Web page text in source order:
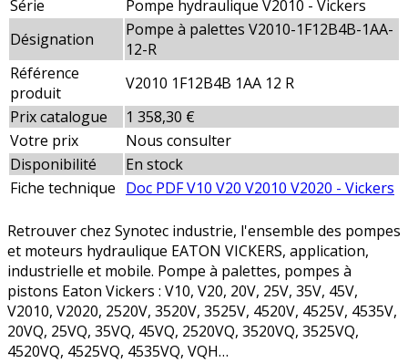
Série
Pompe hydraulique V2010 - Vickers
Désignation
Pompe à palettes V2010-1F12B4B-1AA-
12-R
Référence
produit
V2010 1F12B4B 1AA 12 R
Prix catalogue
1 358,30 €
Votre prix
Nous consulter
Disponibilité
En stock
Fiche technique Doc PDF V10 V20 V2010 V2020 - Vickers
Retrouver chez Synotec industrie, l'ensemble des pompes
et moteurs hydraulique EATON VICKERS, application,
industrielle et mobile. Pompe à palettes, pompes à
pistons Eaton Vickers : V10, V20, 20V, 25V, 35V, 45V,
V2010, V2020, 2520V, 3520V, 3525V, 4520V, 4525V, 4535V,
20VQ, 25VQ, 35VQ, 45VQ, 2520VQ, 3520VQ, 3525VQ,
4520VQ, 4525VQ, 4535VQ, VQH…